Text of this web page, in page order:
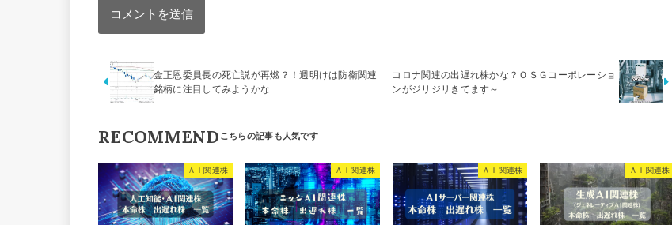
金正恩委員長の死亡説が再燃？！週明けは防衛関連
銘柄に注目してみようかな
コロナ関連の出遅れ株かな？ＯＳＧコーポレーショ
ンがジリジリきてます～
RECOMMEND
ＡＩ関連株 ＡＩ関連株 ＡＩ関連株 ＡＩ関連株